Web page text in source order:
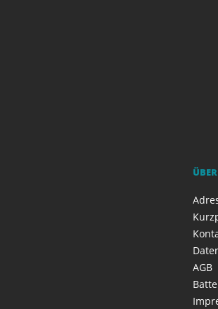
AGB